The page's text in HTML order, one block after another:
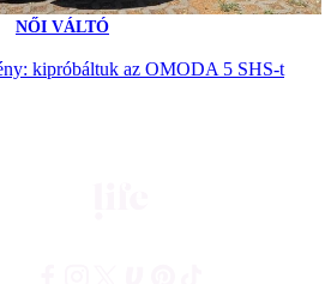
NŐI VÁLTÓ
kipróbáltuk az OMODA 5 SHS-t